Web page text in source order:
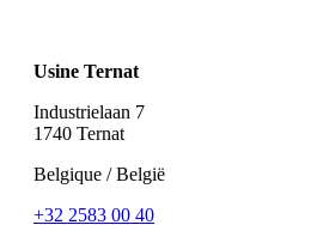
Usine Ternat
Industrielaan 7
1740 Ternat
Belgique / België
+32 2583 00 40